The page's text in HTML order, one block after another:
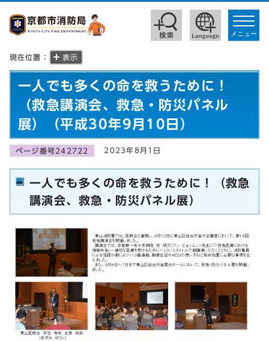
toggle
メニュー
現在位置： 表示
一人でも多くの命を救うために！
（救急講演会、救急・防災パネル
展）（平成30年9月10日）
ページ番号242722 2023年8月1日
一人でも多くの命を救うために！（救急
講演会、救急・防災パネル展）